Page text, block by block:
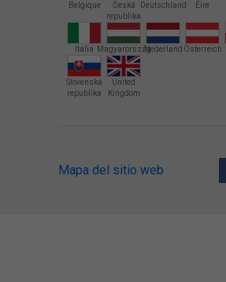
Belgique
Česká
republika
Deutschland Éire
Italia MagyarországNederland Österreich
Slovenská
republika
United
Kingdom
Mapa del sitio web